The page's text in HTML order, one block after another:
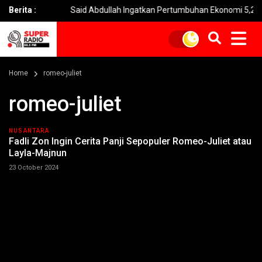
Berita : Said Abdullah Ingatkan Pertumbuhan Ekonomi 5,29%
Home romeo-juliet
romeo-juliet
NUSANTARA
Fadli Zon Ingin Cerita Panji Sepopuler Romeo-Juliet atau
Layla-Majnun
23 October 2024